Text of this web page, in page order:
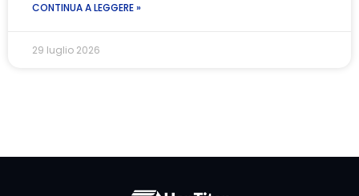
CONTINUA A LEGGERE »
29 luglio 2026